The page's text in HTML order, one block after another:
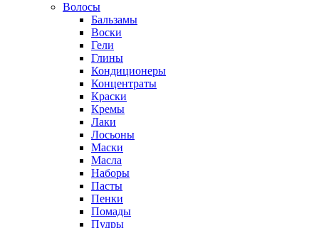
Волосы
Бальзамы
Воски
Гели
Глины
Кондиционеры
Концентраты
Краски
Кремы
Лаки
Лосьоны
Маски
Масла
Наборы
Пасты
Пенки
Помады
Пудры